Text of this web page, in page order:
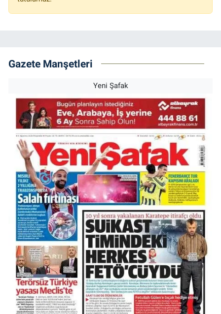
Gazete Manşetleri
Yeni Şafak